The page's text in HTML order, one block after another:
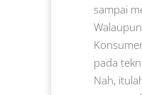
sampai
pada
Nah,